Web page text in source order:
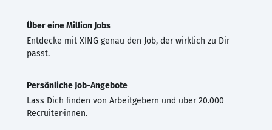
Über eine Million Jobs
Entdecke mit XING genau den Job, der wirklich zu Dir
passt.
Persönliche Job-Angebote
Lass Dich finden von Arbeitgebern und über 20.000
Recruiter·innen.